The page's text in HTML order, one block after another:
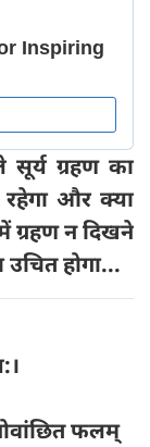
सूर्य ग्रहण का
रहेगा और क्या
ग्रहण न दिखने
उचित होगा...
फलम्